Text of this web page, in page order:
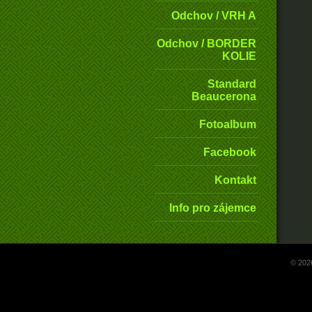
Odchov / VRH A
Odchov / BORDER
KOLIE
Standard
Beaucerona
Fotoalbum
Facebook
Kontakt
Info pro zájemce
©